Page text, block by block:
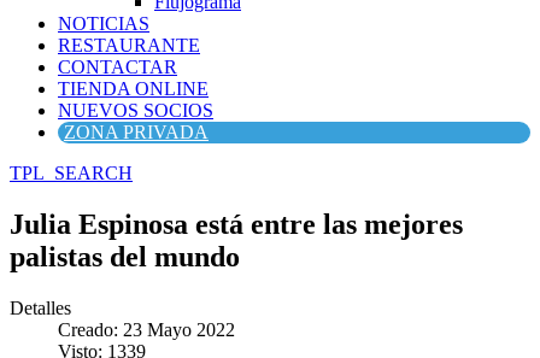
NOTICIAS
RESTAURANTE
CONTACTAR
TIENDA ONLINE
NUEVOS SOCIOS
ZONA PRIVADA
TPL_SEARCH
Julia Espinosa está entre las mejores
palistas del mundo
Detalles
Creado: 23 Mayo 2022
Visto: 1339